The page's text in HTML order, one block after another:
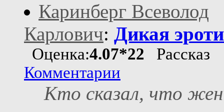
Каринберг Всеволод
Карлович: Дикая
Оценка:4.07*22 Рассказ
Комментарии
Кто сказал, что